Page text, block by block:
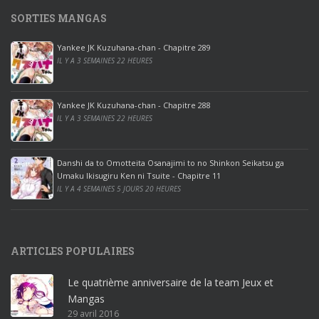
0
p
r
o
o
ff
i
c
e
2
0
1
r
o
ff
SORTIES MANGAS
Yankee JK Kuzuhana-chan - Chapitre 289
IL Y A 3 SEMAINES 22 HEURES
Yankee JK Kuzuhana-chan - Chapitre 288
IL Y A 3 SEMAINES 22 HEURES
Danshi da to Omotteita Osanajimi to no Shinkon Seikatsu ga
Umaku Ikisugiru Ken ni Tsuite - Chapitre 11
IL Y A 4 SEMAINES 5 JOURS 20 HEURES
ARTICLES POPULAIRES
Le quatrième anniversaire de la team Jeux et
Mangas
29 avril 2016